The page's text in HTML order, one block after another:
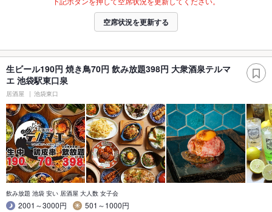
空席状況を更新する
生ビール190円 焼き鳥70円 飲み放題398円 大衆酒泉テルマ
エ 池袋駅東口泉
居酒屋 池袋東口
飲み放題 池袋 安い 居酒屋 大人数 女子会
2001～3000円
501～1000円